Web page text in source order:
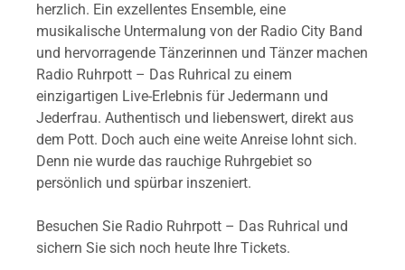
herzlich. Ein exzellentes Ensemble, eine
musikalische Untermalung von der Radio City Band
und hervorragende Tänzerinnen und Tänzer machen
Radio Ruhrpott – Das Ruhrical zu einem
einzigartigen Live-Erlebnis für Jedermann und
Jederfrau. Authentisch und liebenswert, direkt aus
dem Pott. Doch auch eine weite Anreise lohnt sich.
Denn nie wurde das rauchige Ruhrgebiet so
persönlich und spürbar inszeniert.
Besuchen Sie Radio Ruhrpott – Das Ruhrical und
sichern Sie sich noch heute Ihre Tickets.